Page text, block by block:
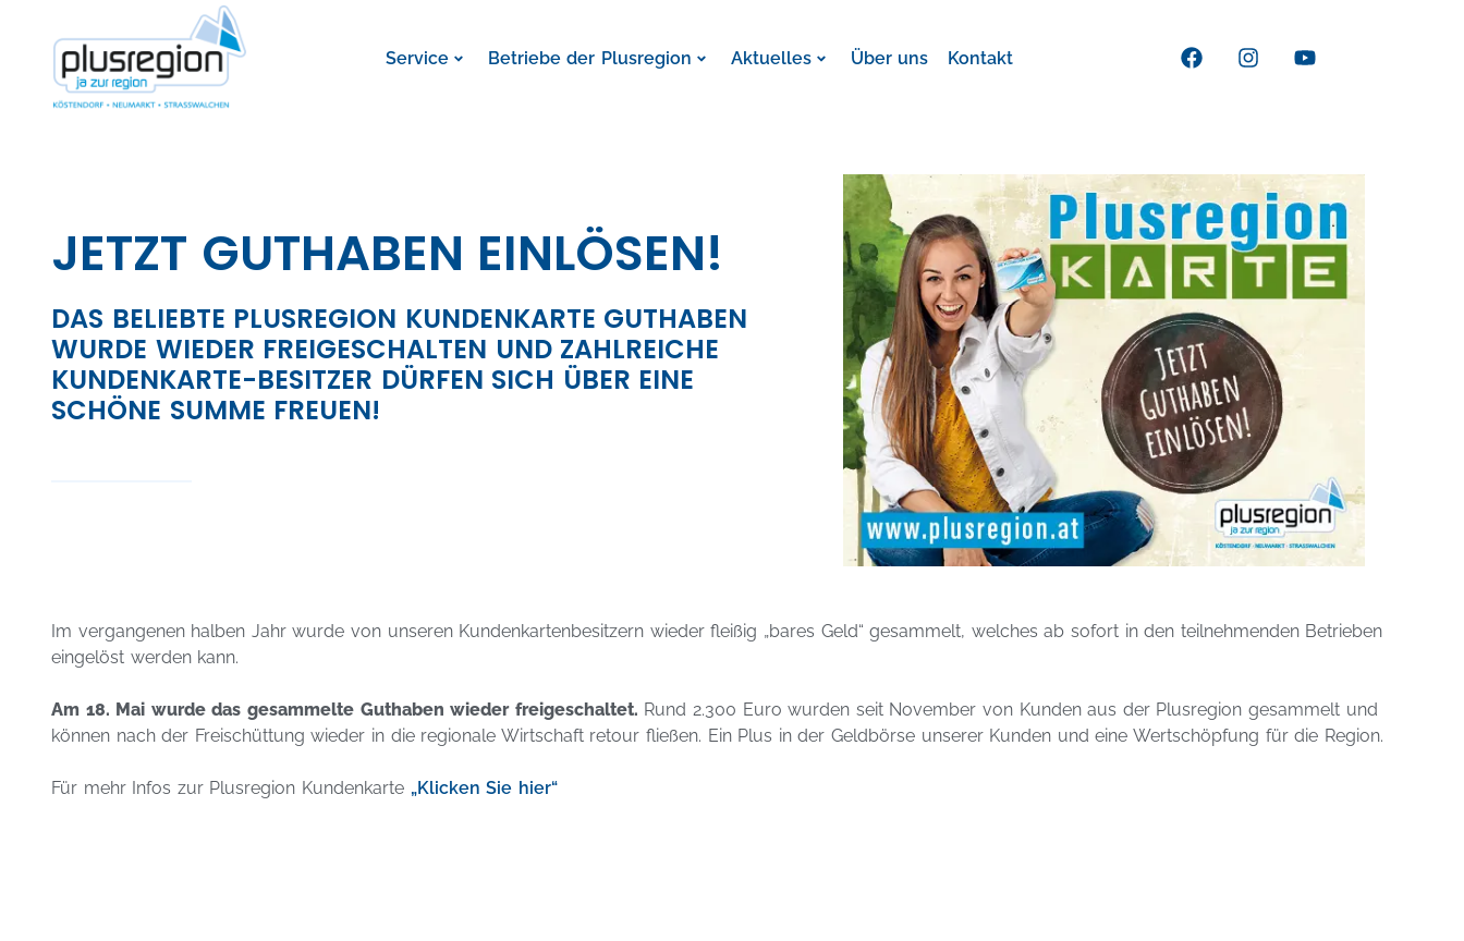
Service Betriebe der Plusregion Aktuelles Über uns Kontakt
JETZT GUTHABEN EINLÖSEN!
DAS BELIEBTE PLUSREGION KUNDENKARTE GUTHABEN
WURDE WIEDER FREIGESCHALTEN UND ZAHLREICHE
KUNDENKARTE-BESITZER DÜRFEN SICH ÜBER EINE
SCHÖNE SUMME FREUEN!
Im vergangenen halben Jahr wurde von unseren Kundenkartenbesitzern wieder fleißig „bares Geld“ gesammelt, welches ab sofort in den teilnehmenden Betrieben
eingelöst werden kann.
Am 18. Mai wurde das gesammelte Guthaben wieder freigeschaltet. Rund 2.300 Euro wurden seit November von Kunden aus der Plusregion gesammelt und
können nach der Freischüttung wieder in die regionale Wirtschaft retour fließen. Ein Plus in der Geldbörse unserer Kunden und eine Wertschöpfung für die Region.
Für mehr Infos zur Plusregion Kundenkarte „Klicken Sie hier“